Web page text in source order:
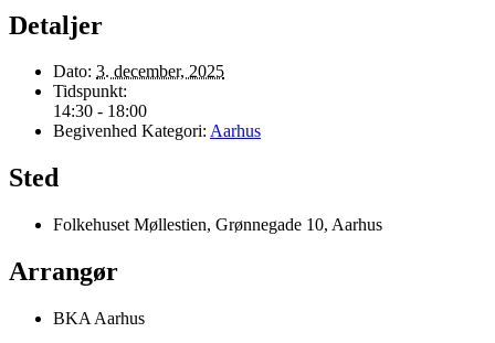
Detaljer
Dato: 3. december, 2025
Tidspunkt:
14:30 - 18:00
Begivenhed Kategori: Aarhus
Sted
Folkehuset Møllestien, Grønnegade 10, Aarhus
Arrangør
BKA Aarhus